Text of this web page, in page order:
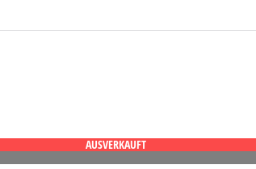
AUSVERKAUFT